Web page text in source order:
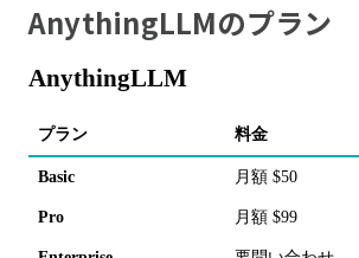
AnythingLLMのプラン
AnythingLLM
プラン 料金
Basic 月額 $50
Pro 月額 $99